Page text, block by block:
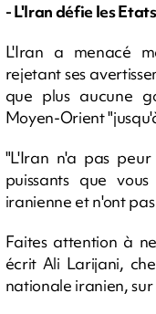
- L'Iran défie les
L'Iran a menacé
rejetant ses
que plus aucune
Moyen-Orient
"L'Iran n'a pas
puissants que
iranienne et n'ont
Faites attention à
écrit Ali Larijani,
nationale iranien, sur